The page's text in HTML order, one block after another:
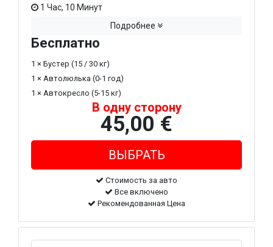
1 Час, 10 Минут
Подробнее
Бесплатно
1 × Бустер (15 / 30 кг)
1 × Автолюлька (0-1 год)
1 × Автокресло (5-15 кг)
В одну сторону
45,00 €
Стоимость за авто
Все включено
Рекомендованная Цена